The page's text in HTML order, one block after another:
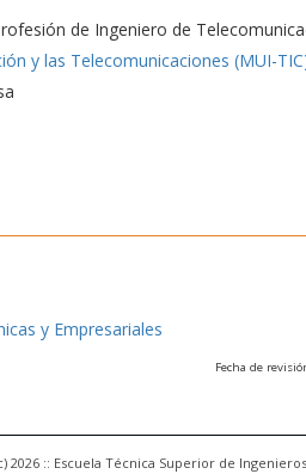
de Ingeniero de
y las Telecomunicaciones (MUI-
y Empresariales
Fecha de
2026 :: Escuela Técnica Superior de